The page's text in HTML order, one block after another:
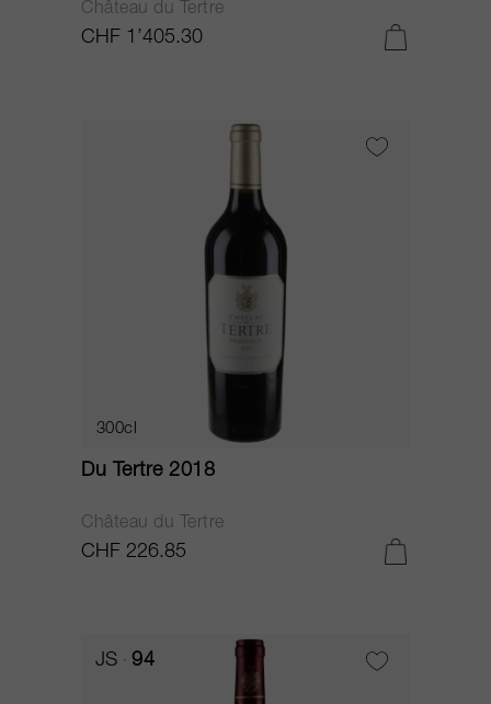
Château du Tertre
CHF 1’405.30
300cl
Du Tertre 2018
Château du Tertre
CHF 226.85
JS 94